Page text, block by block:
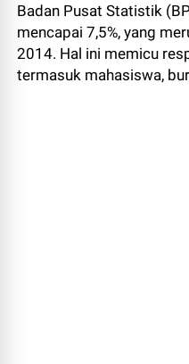
Badan Pusat Statistik
mencapai 7,5%, yang
2014. Hal ini memicu
termasuk mahasiswa,